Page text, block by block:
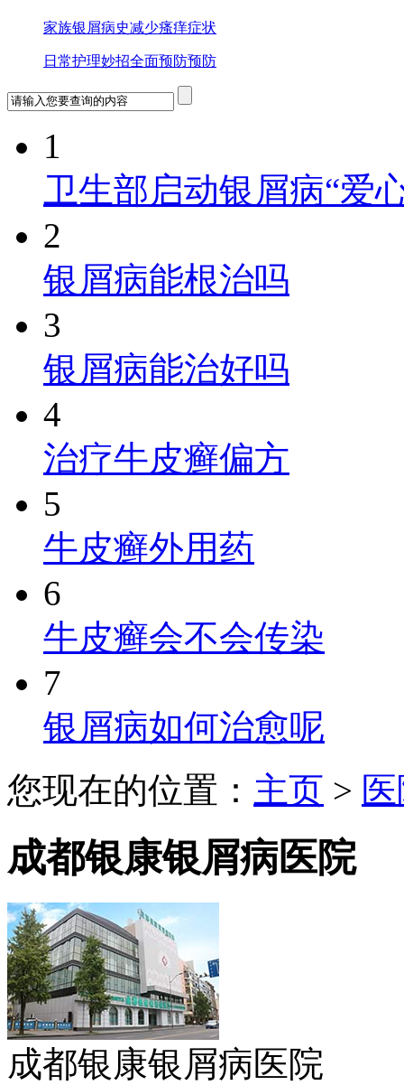
家族银屑病史减少瘙痒症状
日常护理妙招全面预防预防
1
卫生部启动银屑病“爱
2
银屑病能根治吗
3
银屑病能治好吗
4
治疗牛皮癣偏方
5
牛皮癣外用药
6
牛皮癣会不会传染
7
银屑病如何治愈呢
您现在的位置： 主页 >
成都银康银屑病医院
成都银康银屑病医院